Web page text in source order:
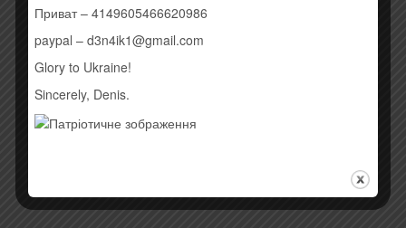
НОВЫЙ МИР (CD+DVD)
190,00грн.
Купить
Приват – 4149605466620986
paypal – d3n4ik1@gmail.com
Glory to Ukraine!
Sincerely, Denis.